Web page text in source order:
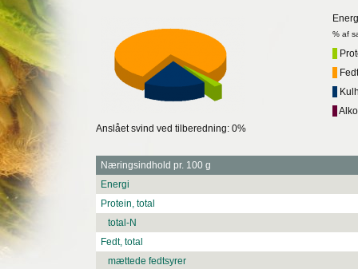
% af
Anslået svind ved tilberedning: 0%
Næringsindhold pr. 100 g
Energi
Protein, total
total-N
Fedt, total
mættede fedtsyrer